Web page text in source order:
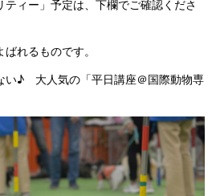
ティー」予定は、下欄でご確認くださ
れるものです。
い♪ 大人気の「平日講座＠国際動物専